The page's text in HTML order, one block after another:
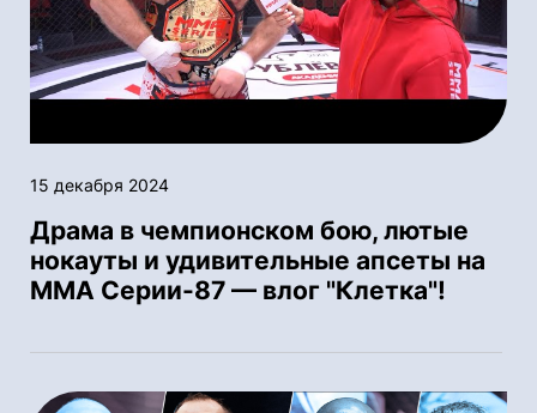
15 декабря 2024
Драма в чемпионском бою, лютые
нокауты и удивительные апсеты на
ММА Серии-87 — влог "Клетка"!